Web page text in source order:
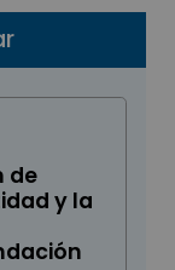
de
y la